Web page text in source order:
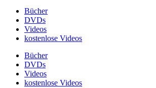
Bücher
DVDs
Videos
kostenlose Videos
Bücher
DVDs
Videos
kostenlose Videos